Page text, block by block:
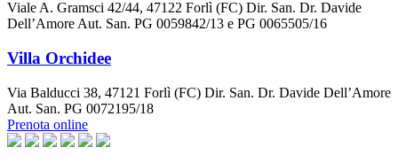
Viale A. Gramsci 42/44, 47122 Forlì (FC) Dir. San. Dr. Davide
Dell’Amore Aut. San. PG 0059842/13 e PG 0065505/16
Villa Orchidee
Via Balducci 38, 47121 Forlì (FC) Dir. San. Dr. Davide Dell’Amore
Aut. San. PG 0072195/18
Prenota online